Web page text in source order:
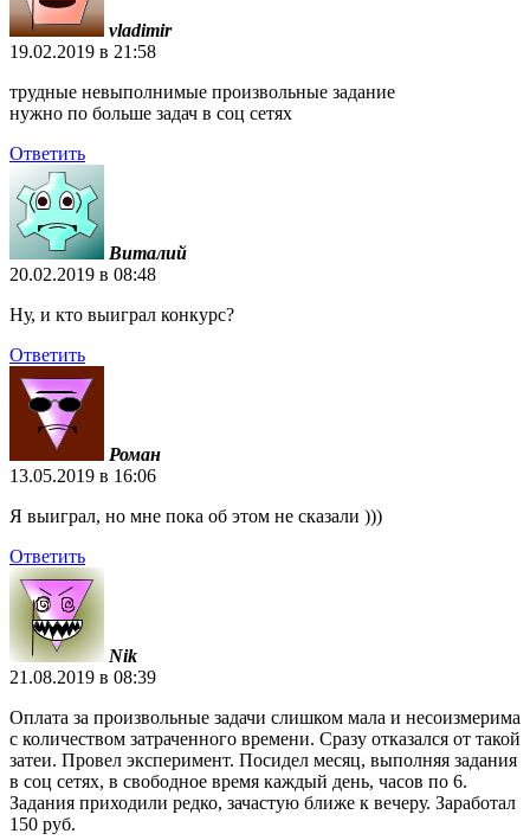
vladimir
19.02.2019 в 21:58
трудные невыполнимые произвольные задание
нужно по больше задач в соц сетях
Ответить
Виталий
20.02.2019 в 08:48
Ну, и кто выиграл конкурс?
Ответить
Роман
13.05.2019 в 16:06
Я выиграл, но мне пока об этом не сказали )))
Ответить
Nik
21.08.2019 в 08:39
Оплата за произвольные задачи слишком мала и несоизмерима
с количеством затраченного времени. Сразу отказался от такой
затеи. Провел эксперимент. Посидел месяц, выполняя задания
в соц сетях, в свободное время каждый день, часов по 6.
Задания приходили редко, зачастую ближе к вечеру. Заработал
150 руб.